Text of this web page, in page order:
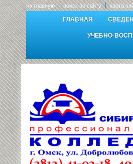
на главную поиск по сайту карта
ГЛАВНАЯ
УЧЕБНО-